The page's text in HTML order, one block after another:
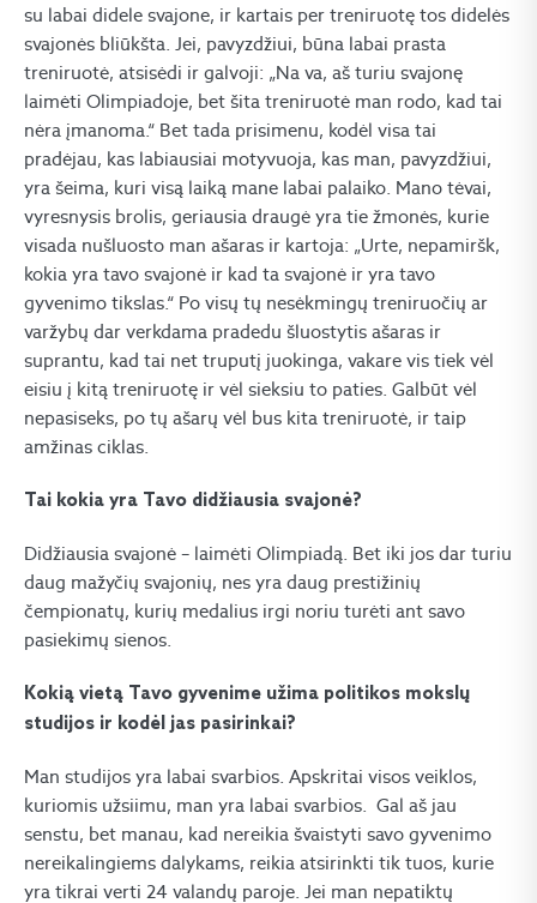
su labai didele svajone, ir kartais per treniruotę tos didelės
svajonės bliūkšta. Jei, pavyzdžiui, būna labai prasta
treniruotė, atsisėdi ir galvoji: „Na va, aš turiu svajonę
laimėti Olimpiadoje, bet šita treniruotė man rodo, kad tai
nėra įmanoma.“ Bet tada prisimenu, kodėl visa tai
pradėjau, kas labiausiai motyvuoja, kas man, pavyzdžiui,
yra šeima, kuri visą laiką mane labai palaiko. Mano tėvai,
vyresnysis brolis, geriausia draugė yra tie žmonės, kurie
visada nušluosto man ašaras ir kartoja: „Urte, nepamiršk,
kokia yra tavo svajonė ir kad ta svajonė ir yra tavo
gyvenimo tikslas.“ Po visų tų nesėkmingų treniruočių ar
varžybų dar verkdama pradedu šluostytis ašaras ir
suprantu, kad tai net truputį juokinga, vakare vis tiek vėl
eisiu į kitą treniruotę ir vėl sieksiu to paties. Galbūt vėl
nepasiseks, po tų ašarų vėl bus kita treniruotė, ir taip
amžinas ciklas.
Tai kokia yra Tavo didžiausia svajonė?
Didžiausia svajonė – laimėti Olimpiadą. Bet iki jos dar turiu
daug mažyčių svajonių, nes yra daug prestižinių
čempionatų, kurių medalius irgi noriu turėti ant savo
pasiekimų sienos.
Kokią vietą Tavo gyvenime užima politikos mokslų
studijos ir kodėl jas pasirinkai?
Man studijos yra labai svarbios. Apskritai visos veiklos,
kuriomis užsiimu, man yra labai svarbios. Gal aš jau
senstu, bet manau, kad nereikia švaistyti savo gyvenimo
nereikalingiems dalykams, reikia atsirinkti tik tuos, kurie
yra tikrai verti 24 valandų paroje. Jei man nepatiktų